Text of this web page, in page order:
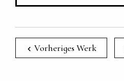
Vorheriges Werk